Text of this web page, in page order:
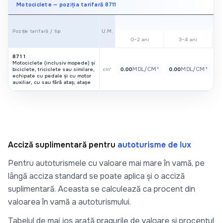
Motociclete — poziția tarifară 8711
Poziție tarifară / tip
U.M.
0–2 ani
3–4 ani
8711
Motociclete (inclusiv mopede) și
biciclete, triciclete sau similare,
echipate cu pedale și cu motor
auxiliar, cu sau fără ataș; atașe
cm³ 0.00MDL/CM³ 0.00MDL/CM³
Acciză suplimentară pentru autoturisme de lux
Pentru autoturismele cu valoare mai mare în vamă, pe
lângă acciza standard se poate aplica și o acciză
suplimentară. Aceasta se calculează ca procent din
valoarea în vamă a autoturismului.
Tabelul de mai jos arată pragurile de valoare și procentul